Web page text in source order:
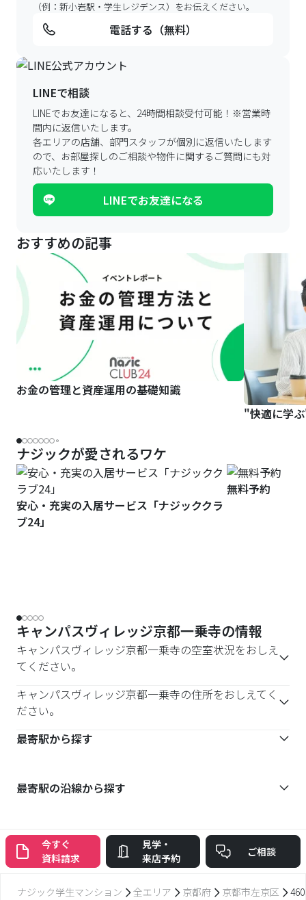
（例：新小岩駅・学生レジデンス）をお伝えください。
電話する（無料）
LINEで相談
LINEでお友達になると、24時間相談受付可能！ ※営業時
間内に返信いたします。
各エリアの店舗、部門スタッフが個別に返信いたします
ので、 お部屋探しのご相談や物件に関するご質問にも対
応いたします！
LINEでお友達になる
おすすめの記事
お金の管理と資産運用の基礎知識
"快適に学
ナジックが愛されるワケ
安心・充実の入居サービス「ナジッククラ
ブ24」
無料予約
キャンパスヴィレッジ京都一乗寺の情報
キャンパスヴィレッジ京都一乗寺の空室状況をおしえ
てください。
キャンパスヴィレッジ京都一乗寺の住所をおしえてく
ださい。
最寄駅から探す
最寄駅の沿線から探す
今すぐ
資料請求
見学・
来店予約
ご相談
ナジック学生マンション 全エリア 京都府 京都市左京区